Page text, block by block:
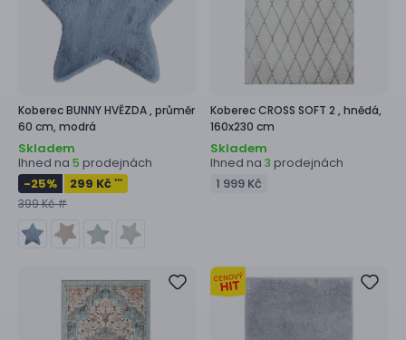
KoberecBUNNY HVĚZDA , průměr
60 cm, modrá
Skladem
Ihned na 5 prodejnách
-25% 299 Kč ***
399 Kč #
KoberecCROSS SOFT 2 , hnědá,
160x230 cm
Skladem
Ihned na 3 prodejnách
1 999 Kč